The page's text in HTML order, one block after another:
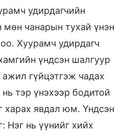
удирдагчийн
чанарын тухай үнэн
Хуурамч удирдагч
үндсэн шалгуур
гүйцэтгэж чадах
тэр үнэхээр бодитой
харах явдал юм. Үндсэн
Нэг нь үүнийг хийх